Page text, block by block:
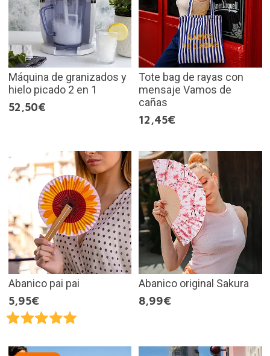
Máquina de granizados y
hielo picado 2 en 1
52,50€
Tote bag de rayas con
mensaje Vamos de
cañas
12,45€
Abanico pai pai
5,95€
Abanico original Sakura
8,99€